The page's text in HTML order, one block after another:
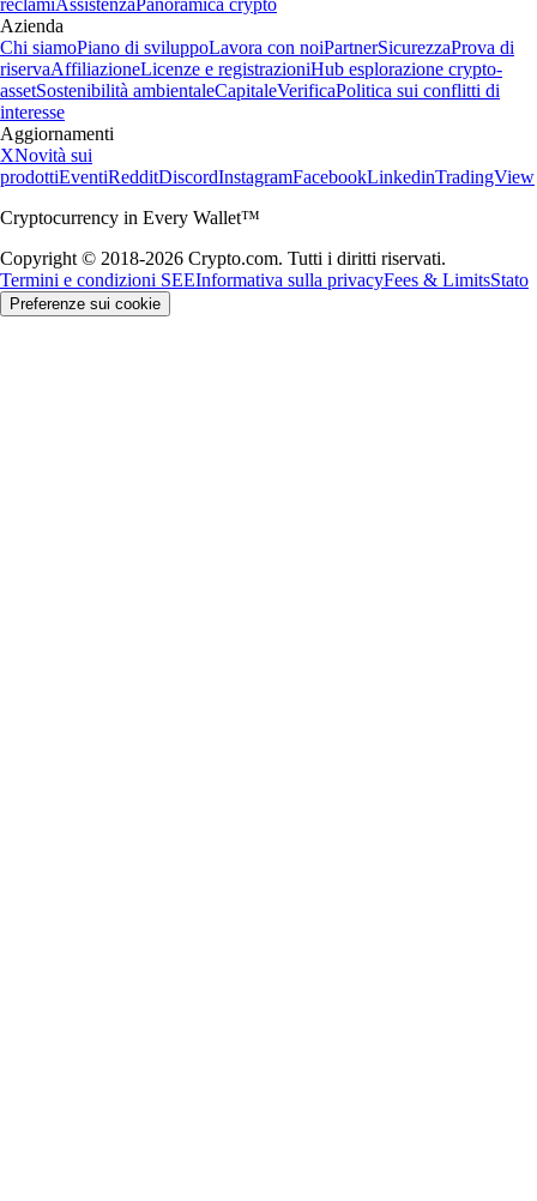
reclamiAssistenza Panoramica crypto
Azienda
Chi siamoPiano di sviluppoLavora con noiPartnerSicurezzaProva di
riservaAffiliazioneLicenze e registrazioniHub esplorazione crypto-
assetSostenibilità ambientaleCapitaleVerificaPolitica sui conflitti di
interesse
Aggiornamenti
XNovità sui
prodottiEventiRedditDiscordInstagramFacebookLinkedinTradingView
Cryptocurrency in Every Wallet™
Copyright © 2018-2026 Crypto.com. Tutti i diritti riservati.
Termini e condizioni SEEInformativa sulla privacyFees & LimitsStato
Preferenze sui cookie